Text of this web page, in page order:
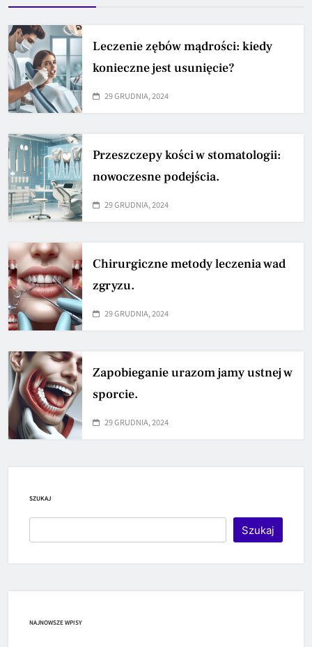
Leczenie zębów mądrości: kiedy
konieczne jest usunięcie?
29 GRUDNIA, 2024
Przeszczepy kości w stomatologii:
nowoczesne podejścia.
29 GRUDNIA, 2024
Chirurgiczne metody leczenia wad
zgryzu.
29 GRUDNIA, 2024
Zapobieganie urazom jamy ustnej w
sporcie.
29 GRUDNIA, 2024
SZUKAJ
Szukaj
NAJNOWSZE WPISY